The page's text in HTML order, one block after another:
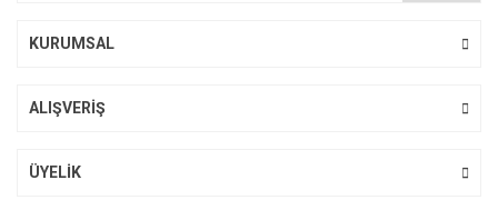
KURUMSAL
ALIŞVERİŞ
ÜYELİK